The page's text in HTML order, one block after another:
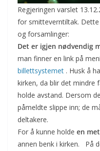
Regjeringen varslet
for smitteverntiltak.
og forsamlinger:
Det er igjen nødvendig
man finner en link på
billettsystemet . Husk å
kirken, da blir det mindre
holde avstand. Dersom
påmeldte slippe inn; de
deltakere.
For å kunne holde en
annen benk i kirken. På